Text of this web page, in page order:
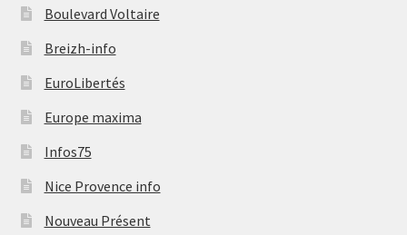
Boulevard Voltaire
Breizh-info
EuroLibertés
Europe maxima
Infos75
Nice Provence info
Nouveau Présent